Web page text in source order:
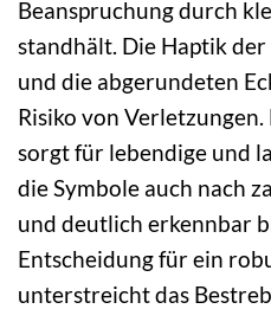
Beanspruchung durch
standhält. Die Haptik
und die abgerundeten
Risiko von
sorgt für lebendige und
die Symbole auch nach
und deutlich erkennbar
Entscheidung für ein
unterstreicht das